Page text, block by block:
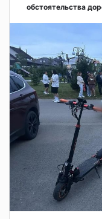
обстоятельства